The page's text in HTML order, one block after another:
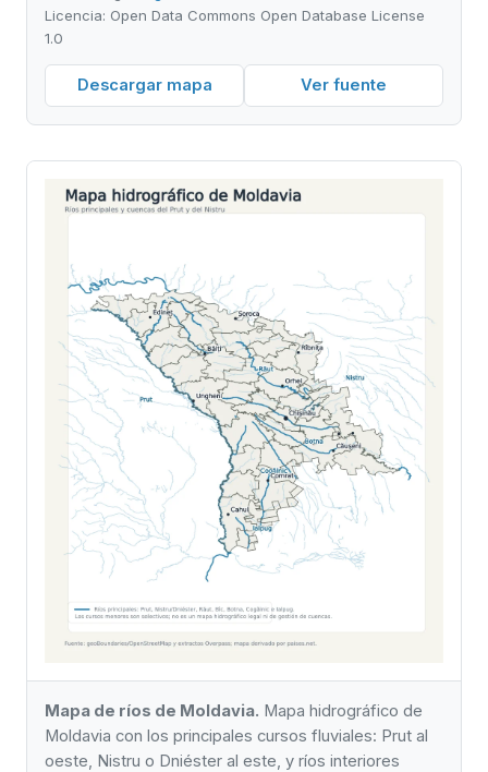
Licencia: Open Data Commons Open Database License
1.0
Descargar mapa Ver fuente
Mapa de ríos de Moldavia. Mapa hidrográfico de
Moldavia con los principales cursos fluviales: Prut al
oeste, Nistru o Dniéster al este, y ríos interiores